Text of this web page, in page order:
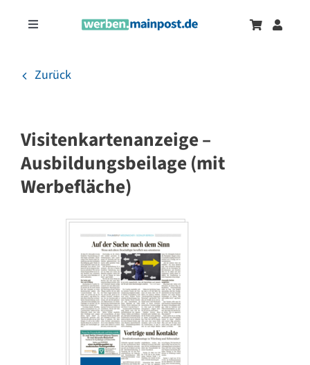
InhaltToggle
Onlinewerbung
Zurück
Visitenkartenanzeige –
Ausbildungsbeilage (mit
Werbefläche)